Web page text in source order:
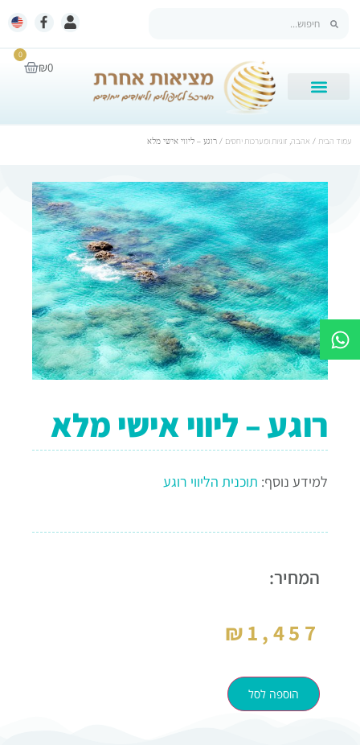
₪0
0
עמוד הבית / אהבה, זוגיות ומערכות יחסים / רוגע – ליווי אישי מלא
רוגע – ליווי אישי מלא
למידע נוסף: תוכנית הליווי רוגע
המחיר:
₪1,457
הוספה לסל